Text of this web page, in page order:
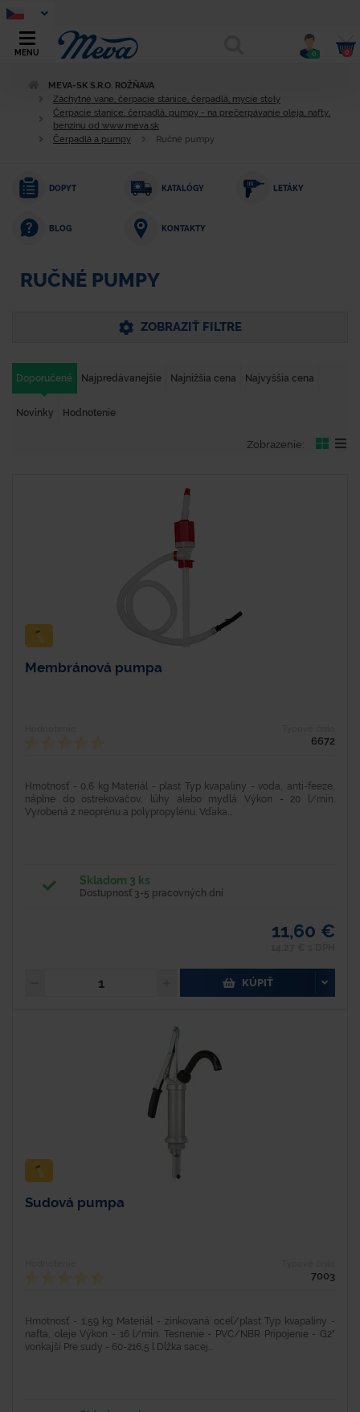
MENU 0 0
MEVA-SK S.R.O. ROŽŇAVA
Záchytné vane, čerpacie stanice, čerpadlá, mycie stoly
Čerpacie stanice, čerpadlá, pumpy - na prečerpávanie oleja, nafty,
benzínu od www.meva.sk
Čerpadlá a pumpy
Ručné pumpy
DOPYT KATALÓGY LETÁKY
BLOG KONTAKTY
RUČNÉ PUMPY
ZOBRAZIŤ FILTRE
Doporučené Najpredávanejšie Najnižšia cena Najvyššia cena
Novinky Hodnotenie
Zobrazenie:
Membránová pumpa
6672
Hmotnosť - 0,6 kg Materiál - plast Typ kvapaliny - voda, anti-feeze,
náplne do ostrekovačov, lúhy alebo mydlá Výkon - 20 l/min.
Vyrobená z neoprénu a polypropylénu. Vďaka...
Skladom 3 ks
Dostupnosť 3-5 pracovných dní
11,60 €
KÚPIŤ
Sudová pumpa
7003
Hmotnosť - 1,59 kg Materiál - zinkovaná oceľ/plast Typ kvapaliny -
nafta, oleje Výkon - 16 l/min. Tesnenie - PVC/NBR Pripojenie - G2"
vonkajší Pre sudy - 60-216,5 l Dĺžka sacej...